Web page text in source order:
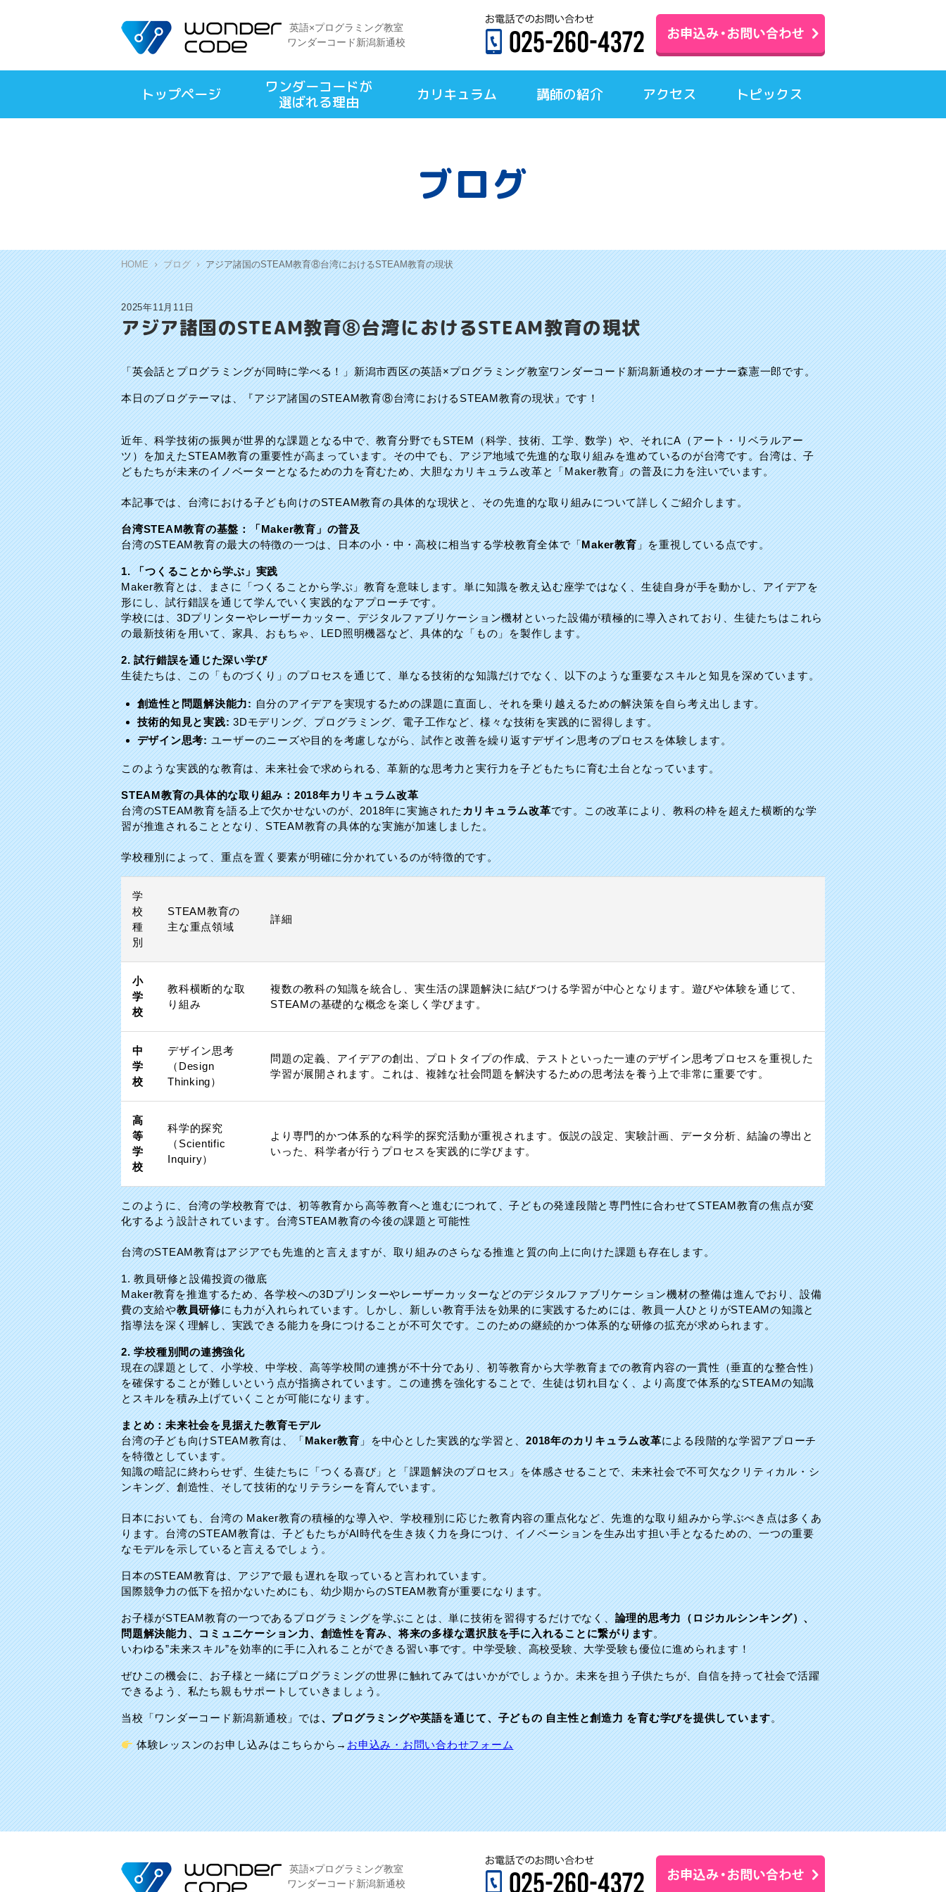
英語×プログラミング教室
ワンダーコード新潟新通校
トップページ
ワンダーコードが
選ばれる理由
カリキュラム 講師の紹介 アクセス トピックス
ブログ
HOME ブログ アジア諸国のSTEAM教育⑧台湾におけるSTEAM教育の現状
2025年11月11日
アジア諸国のSTEAM教育⑧台湾におけるSTEAM教育の現状
「英会話とプログラミングが同時に学べる！」新潟市西区の英語×プログラミング教室ワンダーコード新潟新通校のオーナー森憲一郎です。
本日のブログテーマは、『アジア諸国のSTEAM教育⑧台湾におけるSTEAM教育の現状』です！
近年、科学技術の振興が世界的な課題となる中で、教育分野でもSTEM（科学、技術、工学、数学）や、それにA（アート・リベラルアー
ツ）を加えたSTEAM教育の重要性が高まっています。その中でも、アジア地域で先進的な取り組みを進めているのが台湾です。台湾は、子
どもたちが未来のイノベーターとなるための力を育むため、大胆なカリキュラム改革と「Maker教育」の普及に力を注いでいます。
本記事では、台湾における子ども向けのSTEAM教育の具体的な現状と、その先進的な取り組みについて詳しくご紹介します。
台湾STEAM教育の基盤：「Maker教育」の普及
台湾のSTEAM教育の最大の特徴の一つは、日本の小・中・高校に相当する学校教育全体で「Maker教育」を重視している点です。
1. 「つくることから学ぶ」実践
Maker教育とは、まさに「つくることから学ぶ」教育を意味します。単に知識を教え込む座学ではなく、生徒自身が手を動かし、アイデアを
形にし、試行錯誤を通じて学んでいく実践的なアプローチです。
学校には、3Dプリンターやレーザーカッター、デジタルファブリケーション機材といった設備が積極的に導入されており、生徒たちはこれら
の最新技術を用いて、家具、おもちゃ、LED照明機器など、具体的な「もの」を製作します。
2. 試行錯誤を通じた深い学び
生徒たちは、この「ものづくり」のプロセスを通じて、単なる技術的な知識だけでなく、以下のような重要なスキルと知見を深めています。
創造性と問題解決能力:自分のアイデアを実現するための課題に直面し、それを乗り越えるための解決策を自ら考え出します。
技術的知見と実践:3Dモデリング、プログラミング、電子工作など、様々な技術を実践的に習得します。
デザイン思考:ユーザーのニーズや目的を考慮しながら、試作と改善を繰り返すデザイン思考のプロセスを体験します。
このような実践的な教育は、未来社会で求められる、革新的な思考力と実行力を子どもたちに育む土台となっています。
STEAM教育の具体的な取り組み：2018年カリキュラム改革
台湾のSTEAM教育を語る上で欠かせないのが、2018年に実施されたカリキュラム改革です。この改革により、教科の枠を超えた横断的な学
習が推進されることとなり、STEAM教育の具体的な実施が加速しました。
学校種別によって、重点を置く要素が明確に分かれているのが特徴的です。
学
校
種
別
STEAM教育の
主な重点領域
詳細
小
学
校
教科横断的な取
り組み
複数の教科の知識を統合し、実生活の課題解決に結びつける学習が中心となります。遊びや体験を通じて、
STEAMの基礎的な概念を楽しく学びます。
中
学
校
デザイン思考
（Design
Thinking）
問題の定義、アイデアの創出、プロトタイプの作成、テストといった一連のデザイン思考プロセスを重視した
学習が展開されます。これは、複雑な社会問題を解決するための思考法を養う上で非常に重要です。
高
等
学
校
科学的探究
（Scientific
Inquiry）
より専門的かつ体系的な科学的探究活動が重視されます。仮説の設定、実験計画、データ分析、結論の導出と
いった、科学者が行うプロセスを実践的に学びます。
このように、台湾の学校教育では、初等教育から高等教育へと進むにつれて、子どもの発達段階と専門性に合わせてSTEAM教育の焦点が変
化するよう設計されています。台湾STEAM教育の今後の課題と可能性
台湾のSTEAM教育はアジアでも先進的と言えますが、取り組みのさらなる推進と質の向上に向けた課題も存在します。
1. 教員研修と設備投資の徹底
Maker教育を推進するため、各学校への3Dプリンターやレーザーカッターなどのデジタルファブリケーション機材の整備は進んでおり、設備
費の支給や教員研修にも力が入れられています。しかし、新しい教育手法を効果的に実践するためには、教員一人ひとりがSTEAMの知識と
指導法を深く理解し、実践できる能力を身につけることが不可欠です。このための継続的かつ体系的な研修の拡充が求められます。
2. 学校種別間の連携強化
現在の課題として、小学校、中学校、高等学校間の連携が不十分であり、初等教育から大学教育までの教育内容の一貫性（垂直的な整合性）
を確保することが難しいという点が指摘されています。この連携を強化することで、生徒は切れ目なく、より高度で体系的なSTEAMの知識
とスキルを積み上げていくことが可能になります。
まとめ：未来社会を見据えた教育モデル
台湾の子ども向けSTEAM教育は、「Maker教育」を中心とした実践的な学習と、2018年のカリキュラム改革による段階的な学習アプローチ
を特徴としています。
知識の暗記に終わらせず、生徒たちに「つくる喜び」と「課題解決のプロセス」を体感させることで、未来社会で不可欠なクリティカル・シ
ンキング、創造性、そして技術的なリテラシーを育んでいます。
日本においても、台湾の Maker教育の積極的な導入や、学校種別に応じた教育内容の重点化など、先進的な取り組みから学ぶべき点は多くあ
ります。台湾のSTEAM教育は、子どもたちがAI時代を生き抜く力を身につけ、イノベーションを生み出す担い手となるための、一つの重要
なモデルを示していると言えるでしょう。
日本のSTEAM教育は、アジアで最も遅れを取っていると言われています。
国際競争力の低下を招かないためにも、幼少期からのSTEAM教育が重要になります。
お子様がSTEAM教育の一つであるプログラミングを学ぶことは、単に技術を習得するだけでなく、論理的思考力（ロジカルシンキング）、
問題解決能力、コミュニケーション力、創造性を育み、将来の多様な選択肢を手に入れることに繋がります。
いわゆる”未来スキル”を効率的に手に入れることができる習い事です。中学受験、高校受験、大学受験も優位に進められます！
ぜひこの機会に、お子様と一緒にプログラミングの世界に触れてみてはいかがでしょうか。未来を担う子供たちが、自信を持って社会で活躍
できるよう、私たち親もサポートしていきましょう。
当校「ワンダーコード新潟新通校」では、プログラミングや英語を通じて、子どもの 自主性と創造力 を育む学びを提供しています。
体験レッスンのお申し込みはこちらから→お申込み・お問い合わせフォーム
英語×プログラミング教室
ワンダーコード新潟新通校